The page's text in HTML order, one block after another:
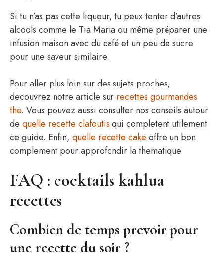
Si tu n’as pas cette liqueur, tu peux tenter d’autres
alcools comme le Tia Maria ou même préparer une
infusion maison avec du café et un peu de sucre
pour une saveur similaire.
Pour aller plus loin sur des sujets proches,
decouvrez notre article sur recettes gourmandes
the. Vous pouvez aussi consulter nos conseils autour
de quelle recette clafoutis qui completent utilement
ce guide. Enfin, quelle recette cake offre un bon
complement pour approfondir la thematique.
FAQ : cocktails kahlua
recettes
Combien de temps prevoir pour
une recette du soir ?